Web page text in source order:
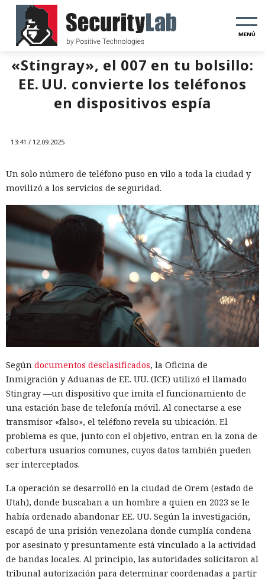
MENÚ
«Stingray», el 007 en tu bolsillo:
EE. UU. convierte los teléfonos
en dispositivos espía
13:41 / 12.09.2025
Un solo número de teléfono puso en vilo a toda la ciudad y
movilizó a los servicios de seguridad.
Según documentos desclasificados, la Oficina de
Inmigración y Aduanas de EE. UU. (ICE) utilizó el llamado
Stingray —un dispositivo que imita el funcionamiento de
una estación base de telefonía móvil. Al conectarse a ese
transmisor «falso», el teléfono revela su ubicación. El
problema es que, junto con el objetivo, entran en la zona de
cobertura usuarios comunes, cuyos datos también pueden
ser interceptados.
La operación se desarrolló en la ciudad de Orem (estado de
Utah), donde buscaban a un hombre a quien en 2023 se le
había ordenado abandonar EE. UU. Según la investigación,
escapó de una prisión venezolana donde cumplía condena
por asesinato y presuntamente está vinculado a la actividad
de bandas locales. Al principio, las autoridades solicitaron al
tribunal autorización para determinar coordenadas a partir